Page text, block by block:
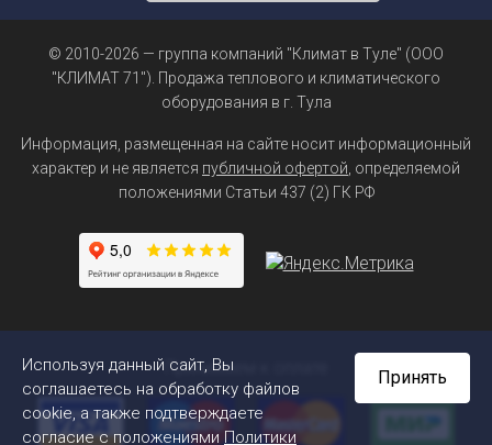
© 2010-2026 — группа компаний "Климат в Туле" (ООО
"КЛИМАТ 71"). Продажа теплового и климатического
оборудования в г. Тула
Информация, размещенная на сайте носит информационный
характер и не является публичной офертой , определяемой
положениями Статьи 437 (2) ГК РФ
Принимаем к оплате
Используя данный сайт, Вы
соглашаетесь на обработку файлов
cookie, а также подтверждаете
согласие с положениями Политики
Принять